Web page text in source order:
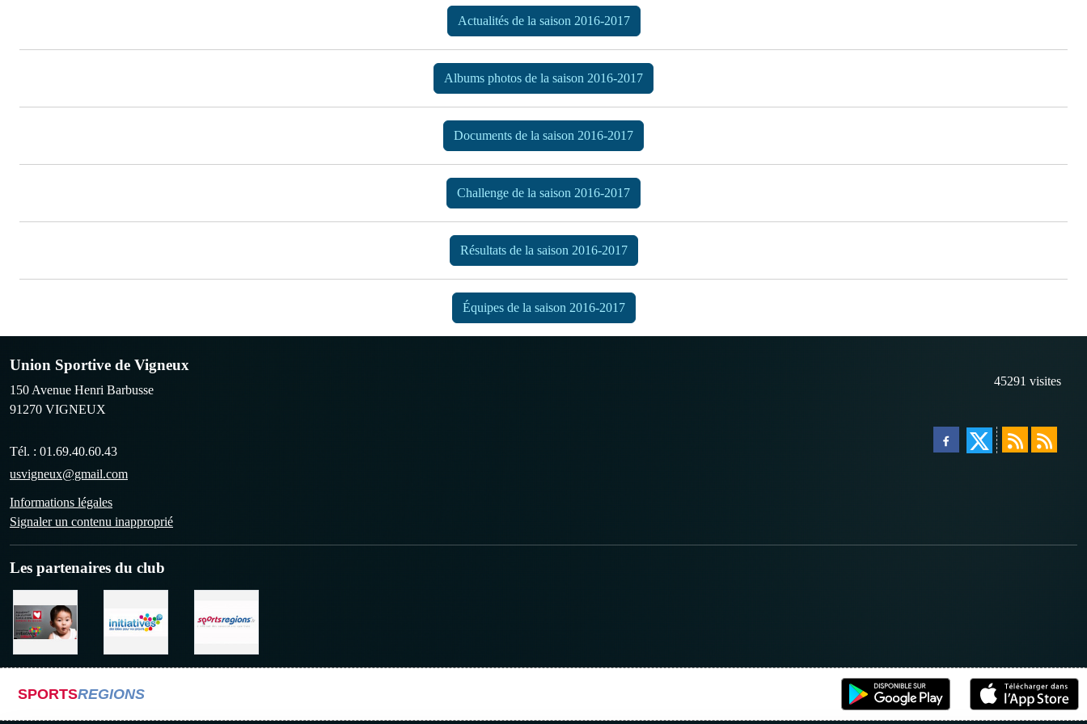
Actualités de la saison 2016-2017
Albums photos de la saison 2016-2017
Documents de la saison 2016-2017
Challenge de la saison 2016-2017
Résultats de la saison 2016-2017
Équipes de la saison 2016-2017
Union Sportive de Vigneux
150 Avenue Henri Barbusse
91270 VIGNEUX
Tél. : 01.69.40.60.43
usvigneux@gmail.com
Informations légales
Signaler un contenu inapproprié
45291 visites
Les partenaires du club
SPORTSREGIONS